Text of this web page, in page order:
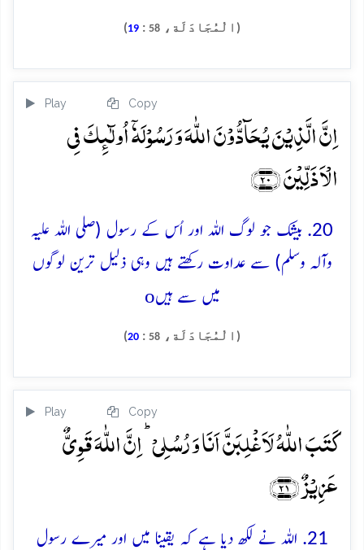
(الْمُجَادَلَة، 58
:
19
)
Play Copy
اِنَّ الَّذِیۡنَ یُحَآدُّوۡنَ اللّٰہَ وَ رَسُوۡلَہٗۤ اُولٰٓئِکَ فِی
الۡاَذَلِّیۡنَ ﴿۲۰﴾
20. بیشک جو لوگ اللہ اور اُس کے رسول (صلی اللہ علیہ
وآلہ وسلم) سے عداوت رکھتے ہیں وہی ذلیل ترین لوگوں
میں سے ہیںo
(الْمُجَادَلَة، 58
:
20
)
Play Copy
کَتَبَ اللّٰہُ لَاَغۡلِبَنَّ اَنَا وَ رُسُلِیۡ ؕ اِنَّ اللّٰہَ قَوِیٌّ
عَزِیۡزٌ ﴿۲۱﴾
21. اللہ نے لکھ دیا ہے کہ یقینا میں اور میرے رسول